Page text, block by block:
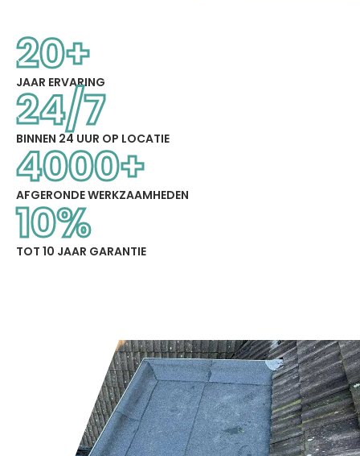
JAAR ERVARING
20+
BINNEN 24 UUR OP LOCATIE
24/7
AFGERONDE WERKZAAMHEDEN
4000+
TOT 10 JAAR GARANTIE
10%